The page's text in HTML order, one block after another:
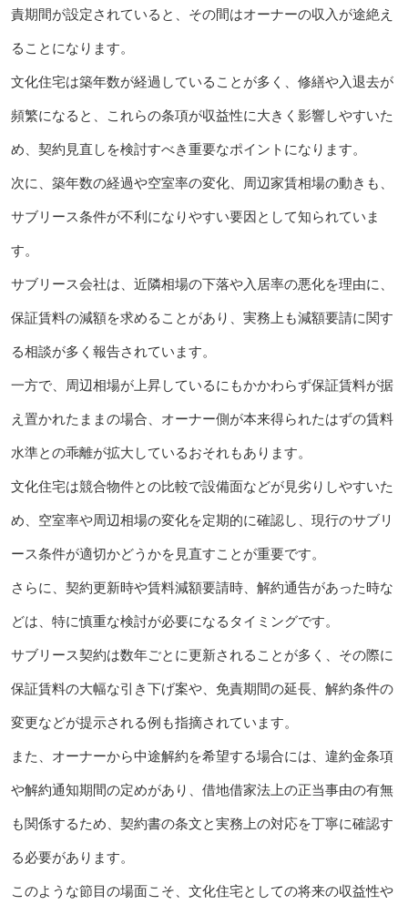
責期間が設定されていると、その間はオーナーの収入が途絶え
ることになります。
文化住宅は築年数が経過していることが多く、修繕や入退去が
頻繁になると、これらの条項が収益性に大きく影響しやすいた
め、契約見直しを検討すべき重要なポイントになります。
次に、築年数の経過や空室率の変化、周辺家賃相場の動きも、
サブリース条件が不利になりやすい要因として知られていま
す。
サブリース会社は、近隣相場の下落や入居率の悪化を理由に、
保証賃料の減額を求めることがあり、実務上も減額要請に関す
る相談が多く報告されています。
一方で、周辺相場が上昇しているにもかかわらず保証賃料が据
え置かれたままの場合、オーナー側が本来得られたはずの賃料
水準との乖離が拡大しているおそれもあります。
文化住宅は競合物件との比較で設備面などが見劣りしやすいた
め、空室率や周辺相場の変化を定期的に確認し、現行のサブリ
ース条件が適切かどうかを見直すことが重要です。
さらに、契約更新時や賃料減額要請時、解約通告があった時な
どは、特に慎重な検討が必要になるタイミングです。
サブリース契約は数年ごとに更新されることが多く、その際に
保証賃料の大幅な引き下げ案や、免責期間の延長、解約条件の
変更などが提示される例も指摘されています。
また、オーナーから中途解約を希望する場合には、違約金条項
や解約通知期間の定めがあり、借地借家法上の正当事由の有無
も関係するため、契約書の条文と実務上の対応を丁寧に確認す
る必要があります。
このような節目の場面こそ、文化住宅としての将来の収益性や